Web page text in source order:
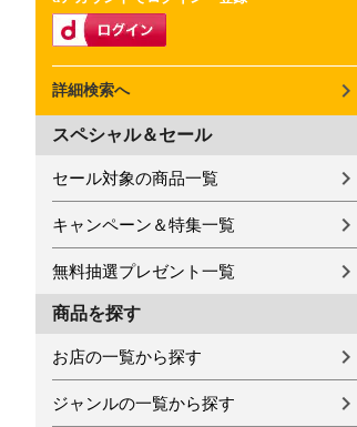
詳細検索へ
スペシャル＆セール
セール対象の商品一覧
キャンペーン＆特集一覧
無料抽選プレゼント一覧
商品を探す
お店の一覧から探す
ジャンルの一覧から探す